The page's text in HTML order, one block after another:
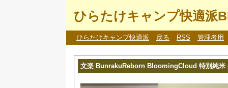
ひらたけキャンプ快適派
ひらたけキャンプ快適派 戻る RSS 管理者用
文楽 BunrakuReborn BloomingCloud 特別純米